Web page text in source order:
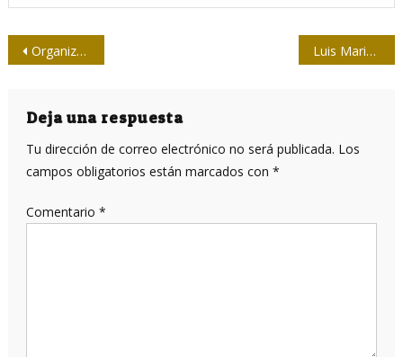
Navegación
entradas
Organizan delegaciones provinciales de la Upec actividades por el Día de la Prensa Luis Mariano Carbonell, el músico
Deja una respuesta
Tu dirección de correo electrónico no será publicada. Los
campos obligatorios están marcados con *
Comentario *